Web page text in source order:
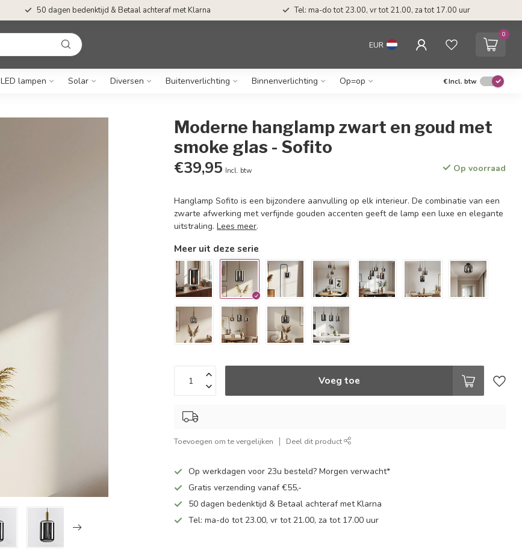
50 dagen bedenktijd & Betaal achteraf met Klarna Tel: ma-do tot 23.00, vr tot 21.00, za tot 17.00 uur
EUR
0
LED lampen Solar Diversen Buitenverlichting Binnenverlichting Op=op €Incl. btw
Moderne hanglamp zwart en goud met
smoke glas - Sofito
€39,95 Incl. btw Op voorraad
Hanglamp Sofito is een bijzondere aanvulling op elk interieur. De combinatie van een
zwarte afwerking met verfijnde gouden accenten geeft de lamp een luxe en elegante
uitstraling.Lees meer.
Meer uit deze serie
Voeg toe
Toevoegen om te vergelijken Deel dit product
Op werkdagen voor 23u besteld? Morgen verwacht*
Gratis verzending vanaf €55,-
50 dagen bedenktijd & Betaal achteraf met Klarna
Tel: ma-do tot 23.00, vr tot 21.00, za tot 17.00 uur